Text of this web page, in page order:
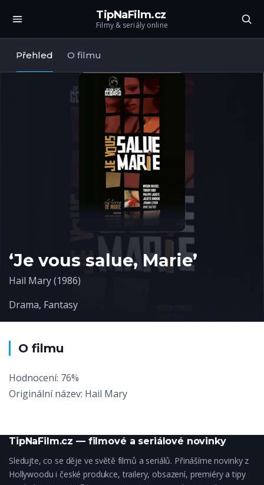
TipNaFilm.cz
Filmy & seriály online
Přehled O filmu
‘Je vous salue, Marie’
Hail Mary (1986)
Drama, Fantasy
O filmu
Hodnocení: 76%
Originální název: Hail Mary
TipNaFilm.cz — filmové a seriálové novinky
Sledujte, co se děje ve světě filmů a seriálů. Přinášíme novinky z
Hollywoodu i české produkce, trailery, obsazení, premiéry a tipy